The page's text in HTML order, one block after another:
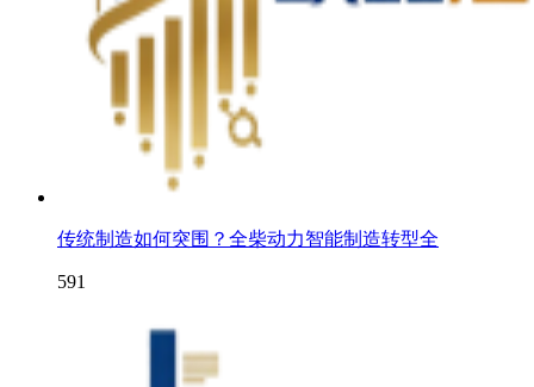
传统制造如何突围？全柴动力智能制造转型全
591